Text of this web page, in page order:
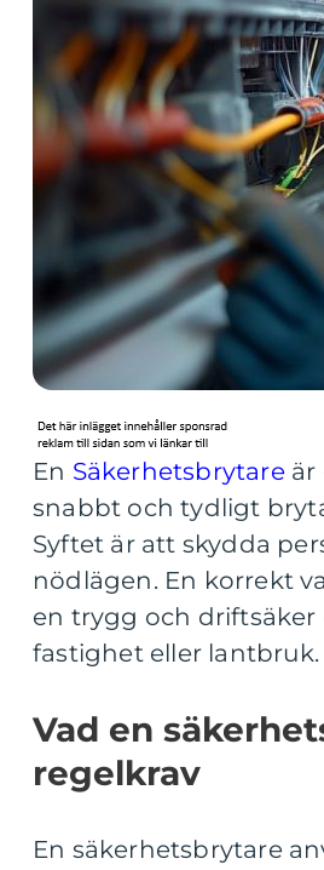
En Säkerhetsbrytareär
snabbt och tydligt
Syftet är att skydda
nödlägen. En korrekt
en trygg och
fastighet eller lantbruk.
Vad en
regelkrav
En säkerhetsbrytare